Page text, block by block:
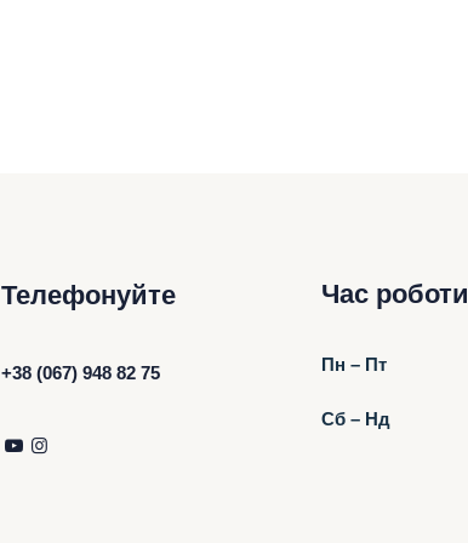
Телефонуйте
+38 (067) 948 82 75
Час роботи
Пн – Пт
Сб – Нд